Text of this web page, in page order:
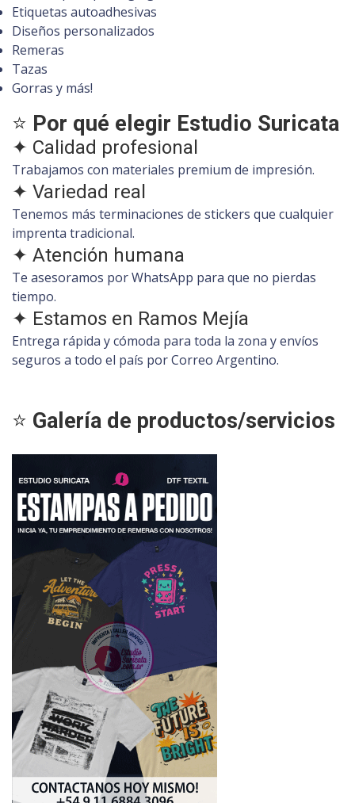
Etiquetas autoadhesivas
Diseños personalizados
Remeras
Tazas
Gorras y más!
⭐ Por qué elegir Estudio Suricata
✦ Calidad profesional
Trabajamos con materiales premium de impresión.
✦ Variedad real
Tenemos más terminaciones de stickers que cualquier
imprenta tradicional.
✦ Atención humana
Te asesoramos por WhatsApp para que no pierdas
tiempo.
✦ Estamos en Ramos Mejía
Entrega rápida y cómoda para toda la zona y envíos
seguros a todo el país por Correo Argentino.
⭐ Galería de productos/servicios